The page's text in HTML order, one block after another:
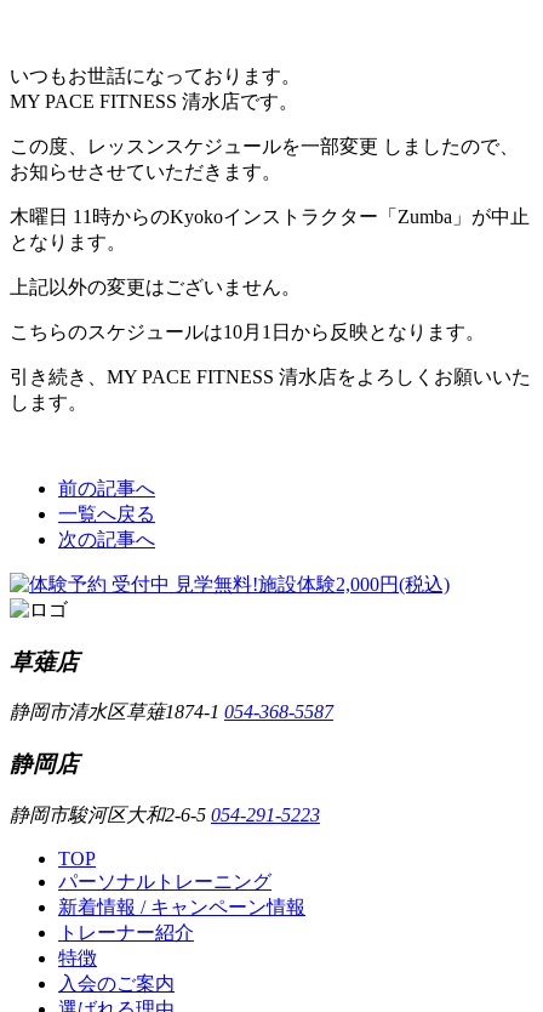
いつもお世話になっております。
MY PACE FITNESS 清水店です。
この度、レッスンスケジュールを一部変更 しましたので、
お知らせさせていただきます。
木曜日 11時からのKyokoインストラクター「Zumba」が中止
となります。
上記以外の変更はございません。
こちらのスケジュールは10月1日から反映となります。
引き続き、MY PACE FITNESS 清水店をよろしくお願いいた
します。
前の記事へ
一覧へ戻る
次の記事へ
草薙店
静岡市清水区草薙1874-1 054-368-5587
静岡店
静岡市駿河区大和2-6-5 054-291-5223
TOP
パーソナルトレーニング
新着情報 / キャンペーン情報
トレーナー紹介
特徴
入会のご案内